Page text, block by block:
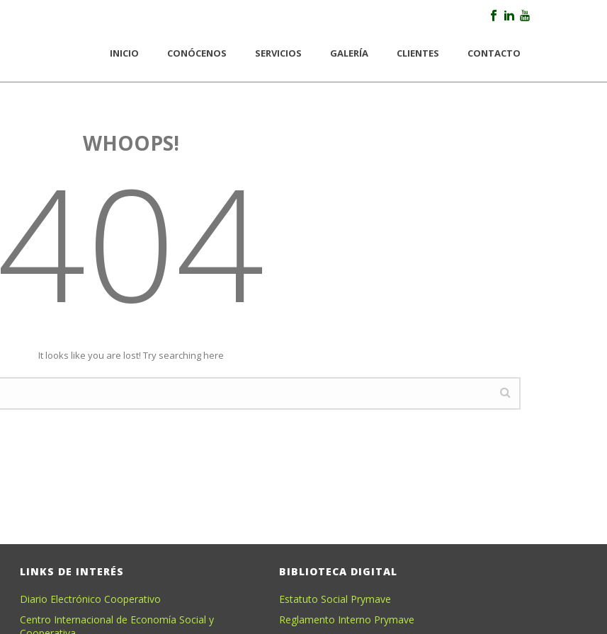
INICIO CONÓCENOS SERVICIOS GALERÍA CLIENTES CONTACTO
WHOOPS!
404
It looks like you are lost! Try searching here
LINKS DE INTERÉS
Diario Electrónico Cooperativo
Centro Internacional de Economía Social y
BIBLIOTECA DIGITAL
Estatuto Social Prymave
Reglamento Interno Prymave